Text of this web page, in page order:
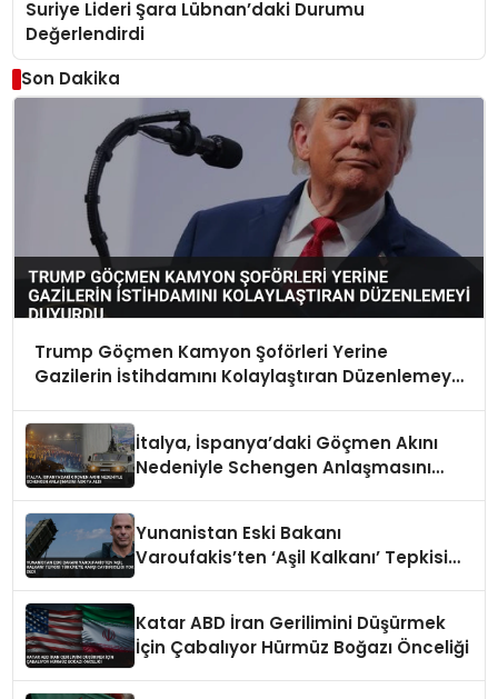
Suriye Lideri Şara Lübnan’daki Durumu
Değerlendirdi
Son Dakika
Trump Göçmen Kamyon Şoförleri Yerine
Gazilerin İstihdamını Kolaylaştıran Düzenlemeyi
İtalya, İspanya’daki Göçmen Akını
Nedeniyle Schengen Anlaşmasını
Yunanistan Eski Bakanı
Varoufakis’ten ‘Aşil Kalkanı’ Tepkisi
Katar ABD İran Gerilimini Düşürmek
İçin Çabalıyor Hürmüz Boğazı Önceliği